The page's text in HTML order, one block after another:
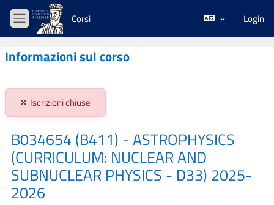
Vai al contenuto principale
Pannello laterale
Corsi Login
Informazioni sul corso
Stato iscrizioni:
Iscrizioni chiuse
B034654 (B411) - ASTROPHYSICS
(CURRICULUM: NUCLEAR AND
SUBNUCLEAR PHYSICS - D33) 2025-
2026